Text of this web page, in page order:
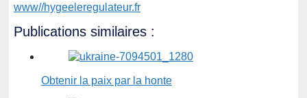
www//hygeeleregulateur.fr
Publications similaires :
Obtenir la paix par la honte